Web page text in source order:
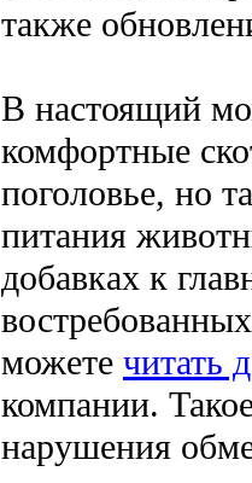
также
В настоящий
комфортные
поголовье, но
питания
добавках к
можете читать
компании.
нарушения